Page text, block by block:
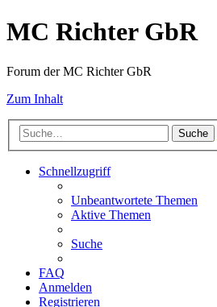
MC Richter GbR
Forum der MC Richter GbR
Zum Inhalt
Suche
Schnellzugriff
Unbeantwortete Themen
Aktive Themen
Suche
FAQ
Anmelden
Registrieren